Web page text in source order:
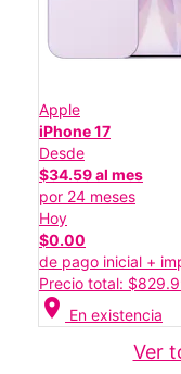
Apple
iPhone 17
Desde
$34.59 al mes
por 24 meses
Hoy
$0.00
de pago inicial +
Precio total:
location_on En existencia
Ver